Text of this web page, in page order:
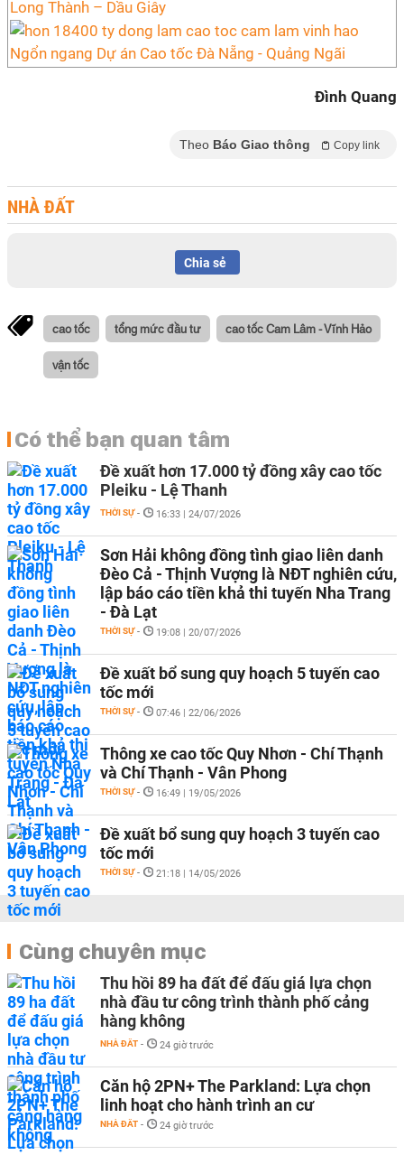
Long Thành – Dầu Giây
Ngổn ngang Dự án Cao tốc Đà Nẵng - Quảng Ngãi
Đình Quang
Theo Báo Giao thông Copy link
NHÀ ĐẤT
Chia sẻ
cao tốc tổng mức đầu tư cao tốc Cam Lâm - Vĩnh Hảo
vận tốc
Có thể bạn quan tâm
Đề xuất hơn 17.000 tỷ đồng xây cao tốc
Pleiku - Lệ Thanh
THỜI SỰ - 16:33 | 24/07/2026
Sơn Hải không đồng tình giao liên danh
Đèo Cả - Thịnh Vượng là NĐT nghiên cứu,
lập báo cáo tiền khả thi tuyến Nha Trang
- Đà Lạt
THỜI SỰ - 19:08 | 20/07/2026
Đề xuất bổ sung quy hoạch 5 tuyến cao
tốc mới
THỜI SỰ - 07:46 | 22/06/2026
Thông xe cao tốc Quy Nhơn - Chí Thạnh
và Chí Thạnh - Vân Phong
THỜI SỰ - 16:49 | 19/05/2026
Đề xuất bổ sung quy hoạch 3 tuyến cao
tốc mới
THỜI SỰ - 21:18 | 14/05/2026
Cùng chuyên mục
Thu hồi 89 ha đất để đấu giá lựa chọn
nhà đầu tư công trình thành phố cảng
hàng không
NHÀ ĐẤT - 24 giờ trước
Căn hộ 2PN+ The Parkland: Lựa chọn
linh hoạt cho hành trình an cư
NHÀ ĐẤT - 24 giờ trước